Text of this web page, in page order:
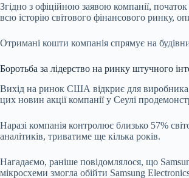
Згідно з офіційною заявою компанії,
всю історію світового фінансового ринку,
Отримані кошти компанія спрямує на
Боротьба за лідерство на ринку штучного
Вихід на ринок США відкриє для виробника
цих новин акції компанії у Сеулі
Наразі компанія контролює близько 57%
аналітиків, триватиме ще кілька років.
Нагадаємо, раніше повідомлялося, що
мікросхеми змогла обійти Samsung